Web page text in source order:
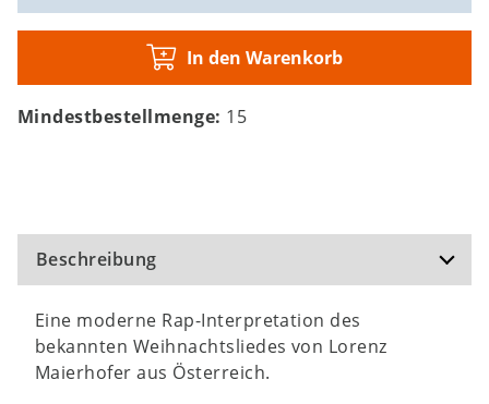
In den Warenkorb
Mindestbestellmenge: 15
Beschreibung
Eine moderne Rap-Interpretation des
bekannten Weihnachtsliedes von Lorenz
Maierhofer aus Österreich.